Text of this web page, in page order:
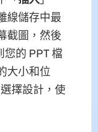
線儲存中最
截圖，然後
您的 PPT 檔
大小和位
擇設計，使